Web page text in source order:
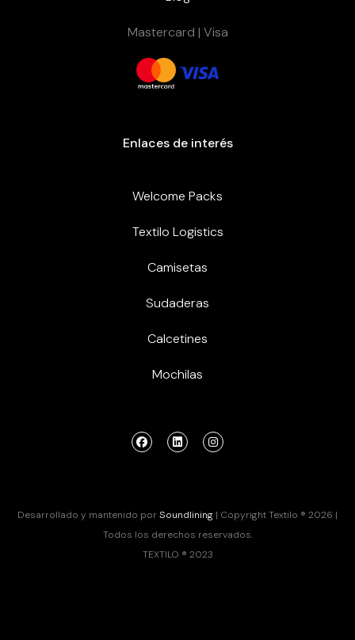
Mastercard | Visa
Enlaces de interés
Welcome Packs
Textilo Logistics
Camisetas
Sudaderas
Calcetines
Mochilas
Desarrollado y mantenido porSoundlining | Copyright Textilo ® 2026 |
Todos los derechos reservados.
TEXTILO ® 2023